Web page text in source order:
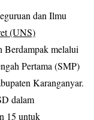
dan Ilmu
(UNS)
Berdampak melalui
Pertama (SMP)
Karanganyar.
dalam
15 untuk